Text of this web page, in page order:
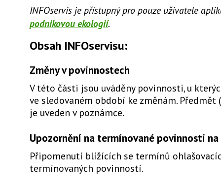
INFOservis je přístupný pro pouze uživatele
podnikovou ekologií.
Obsah INFOservisu:
Změny v povinnostech
V této části jsou uváděny povinnosti, u
ve sledovaném období ke změnám. Předmět
je uveden v poznámce.
Upozornění na termínované povinnosti
Připomenutí blížících se termínů
termínovaných povinností.